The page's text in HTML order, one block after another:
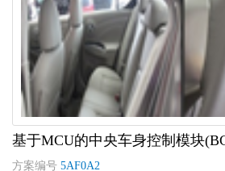
基于MCU的中央车身控制模块
方案编号 5AF0A2